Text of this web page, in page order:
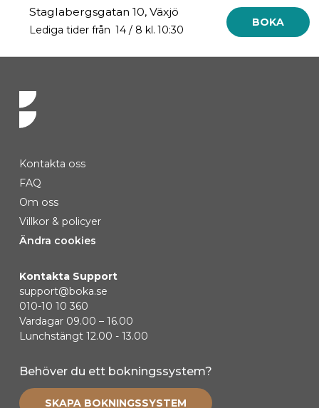
Staglabergsgatan 10, Växjö
Lediga tider från 14 / 8 kl. 10:30
BOKA
Kontakta oss
FAQ
Om oss
Villkor & policyer
Ändra cookies
Kontakta Support
support@boka.se
010-10 10 360
Vardagar 09.00 – 16.00
Lunchstängt 12.00 - 13.00
Behöver du ett bokningssystem?
SKAPA BOKNINGSSYSTEM